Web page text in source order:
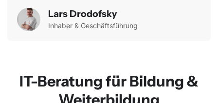
Lars Drodofsky
Inhaber & Geschäftsführung
IT-Beratung für Bildung &